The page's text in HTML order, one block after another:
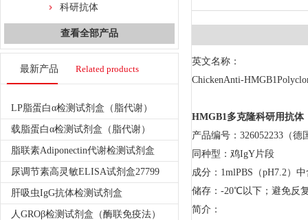
科研抗体
查看全部产品
最新产品 Related products
LP脂蛋白α检测试剂盒（脂代谢）
载脂蛋白α检测试剂盒（脂代谢）
脂联素Adiponectin代谢检测试剂盒
尿调节素高灵敏ELISA试剂盒27799
肝吸虫IgG抗体检测试剂盒
人GROβ检测试剂盒（酶联免疫法）
英文名称：
ChickenAnti-
HMGB1多克隆科研用抗体
产品编号：326052233（德
同种型：鸡IgY片段
成分：1mlPBS（pH7.2）
储存：-20℃以下；避免反
简介：